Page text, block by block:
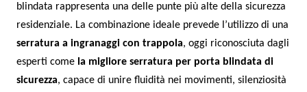
blindata rappresenta una delle punte più alte della sicurezza
residenziale. La combinazione ideale prevede l’utilizzo di una
serratura a ingranaggi con trappola, oggi riconosciuta dagli
esperti come la migliore serratura per porta blindata di
sicurezza, capace di unire fluidità nei movimenti, silenziosità